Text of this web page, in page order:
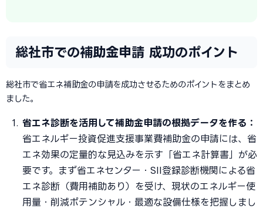
総社市での補助金申請 成功のポイント
総社市で省エネ補助金の申請を成功させるためのポイントをまとめ
ました。
省エネ診断を活用して補助金申請の根拠データを作る：
省エネルギー投資促進支援事業費補助金の申請には、省
エネ効果の定量的な見込みを示す「省エネ計算書」が必
要です。まず省エネセンター・SII登録診断機関による省
エネ診断（費用補助あり）を受け、現状のエネルギー使
用量・削減ポテンシャル・最適な設備仕様を把握しまし